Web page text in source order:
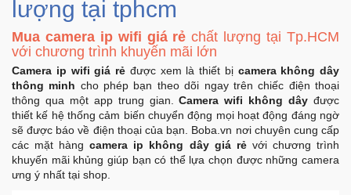
Trang
Chủ
Đang
Hot
Bán
lượng tại tphcm
Mua camera ip wifi giá rẻ chất lượng tại Tp.HCM
với chương trình khuyến mãi lớn
Camera ip wifi giá rẻ được xem là thiết bị camera không dây
thông minh cho phép bạn theo dõi ngay trên chiếc điện thoại
thông qua một app trung gian.Camera wifi không dây được
thiết kế hệ thống cảm biến chuyển động mọi hoạt động đáng ngờ
sẽ được báo về điện thoại của bạn. Boba.vn nơi chuyên cung cấp
các mặt hàng camera ip không dây giá rẻvới chương trình
khuyến mãi khủng giúp bạn có thể lựa chọn được những camera
ưng ý nhất tại shop.